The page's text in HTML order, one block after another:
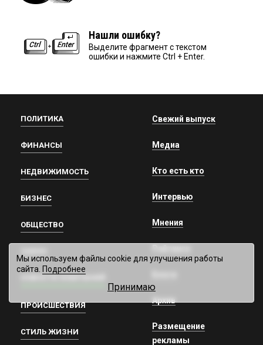
Нашли ошибку?
Выделите фрагмент с текстом
ошибки и нажмите Ctrl + Enter.
ПОЛИТИКА
ФИНАНСЫ
НЕДВИЖИМОСТЬ
БИЗНЕС
ОБЩЕСТВО
НОВОСТИ КОМПАНИЙ
ПРОИСШЕСТВИЯ
СТИЛЬ ЖИЗНИ
Свежий выпуск
Медиа
Кто есть кто
Интервью
Мнения
Архив
Размещение
рекламы
Мы используем файлы cookie для улучшения работы
сайта. Подробнее
Принимаю